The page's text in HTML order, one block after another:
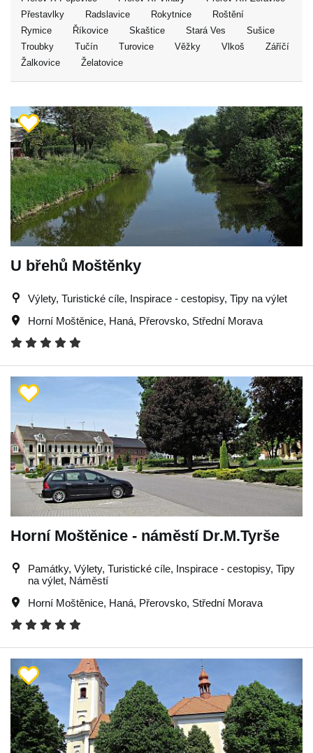
Přestavlky
Radslavice Rokytnice
Roštění
Rymice
Říkovice Skaštice Stará Ves
Sušice
Troubky
Tučín Turovice Věžky Vlkoš
Záříčí
Žalkovice
Želatovice
U břehů Moštěnky
Výlety, Turistické cíle, Inspirace - cestopisy, Tipy na výlet
Horní Moštěnice, Haná, Přerovsko, Střední Morava
Horní Moštěnice - náměstí Dr.M.Tyrše
Památky, Výlety, Turistické cíle, Inspirace - cestopisy, Tipy
na výlet, Náměstí
Horní Moštěnice, Haná, Přerovsko, Střední Morava